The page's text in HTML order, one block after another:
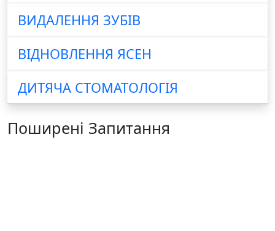
ВИДАЛЕННЯ ЗУБІВ
ВІДНОВЛЕННЯ ЯСЕН
ДИТЯЧА СТОМАТОЛОГІЯ
Поширені Запитання